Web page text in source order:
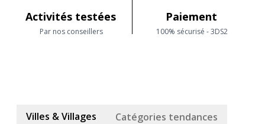
Activités testées
Par nos conseillers
Paiement
100% sécurisé - 3DS2
Villes & Villages Catégories tendances